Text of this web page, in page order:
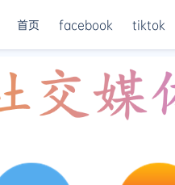
首页 facebook tiktok